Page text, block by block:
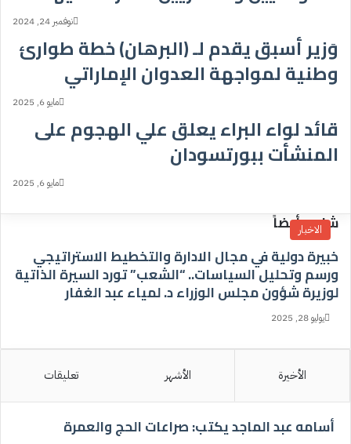
نوفمبر 24, 2024
وَزير أسبق يقدم لـ (البرهان) خطة طوارئ
وطنية لمواجهة العدوان الإماراتي
مايو 6, 2025
قائد لواء البراء يعلق علي الهجوم على
المنشأت ببورتسودان
مايو 6, 2025
شاهد أيضاً
غ
ل
ا
ق
الاخبار
خبيرة دولية في مجال الادارة والتخطيط الاستراتيجي
ورسم وتحليل السياسات.. “الشعب” تورد السيرة الذاتية
لوزيرة شؤون مجلس الوزراء د. لمياء عبد الغفار
يوليو 28, 2025
الأخيرة الأشهر تعليقات
أسامه عبد الماجد يكتب: صراعات الحج والعمرة